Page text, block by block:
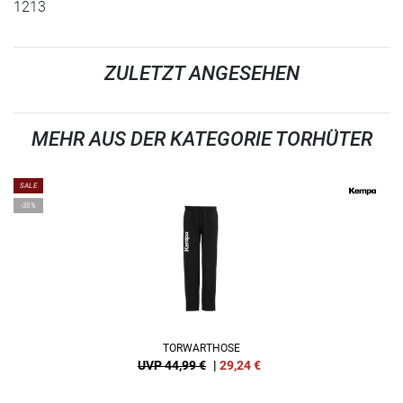
1213
ZULETZT ANGESEHEN
MEHR AUS DER KATEGORIE TORHÜTER
SALE
-35%
TORWARTHOSE
UVP 44,99 € | 29,24€